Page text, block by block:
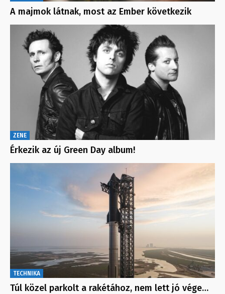
A majmok látnak, most az Ember következik
ZENE
Érkezik az új Green Day album!
TECHNIKA
Túl közel parkolt a rakétához, nem lett jó vége…